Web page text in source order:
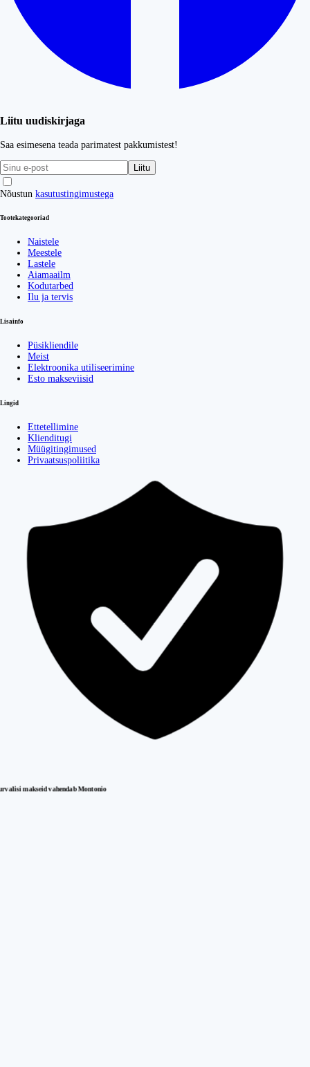
Liitu uudiskirjaga
Saa esimesena teada parimatest pakkumistest!
Liitu
Nõustun kasutustingimustega
Tootekategooriad
Naistele
Meestele
Lastele
Aiamaailm
Kodutarbed
Ilu ja tervis
Lisainfo
Püsikliendile
Meist
Elektroonika utiliseerimine
Esto makseviisid
Lingid
Ettetellimine
Klienditugi
Müügitingimused
Privaatsuspoliitika
makseid vahendab Montonio